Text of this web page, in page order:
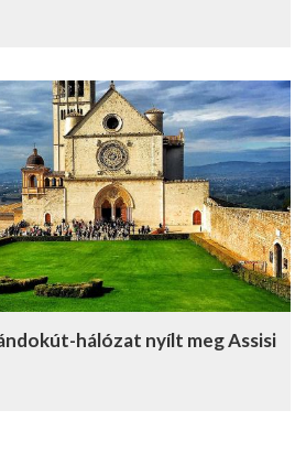
hálózat nyílt meg Assisi